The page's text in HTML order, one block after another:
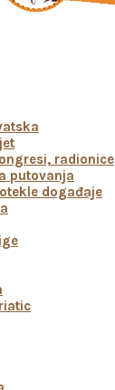
radionice
putovanja
događaje